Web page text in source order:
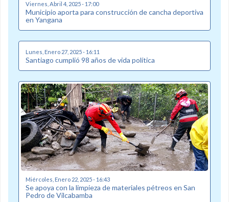
Viernes, Abril 4, 2025 - 17:00
Municipio aporta para construcción de cancha deportiva
en Yangana
Lunes, Enero 27, 2025 - 16:11
Santiago cumplió 98 años de vida política
Miércoles, Enero 22, 2025 - 16:43
Se apoya con la limpieza de materiales pétreos en San
Pedro de Vilcabamba